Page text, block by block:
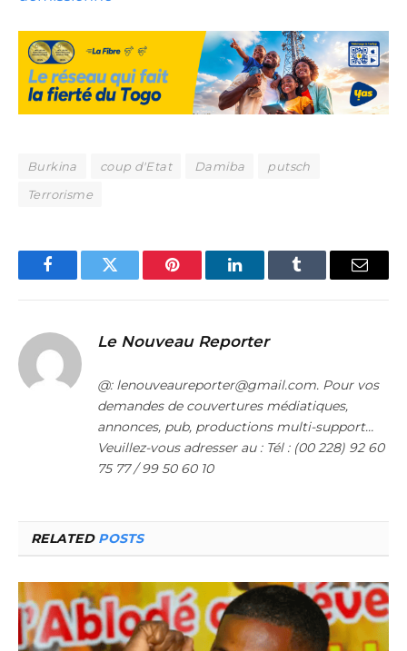
Burkina coup d'Etat Damiba
putsch
Terrorisme
FacebookTwitter Pinterest LinkedInTumblr Email
Le Nouveau Reporter
@: lenouveaureporter@gmail.com. Pour vos
demandes de couvertures médiatiques,
annonces, pub, productions multi-support…
Veuillez-vous adresser au : Tél : (00 228) 92 60
75 77 / 99 50 60 10
RELATED POSTS